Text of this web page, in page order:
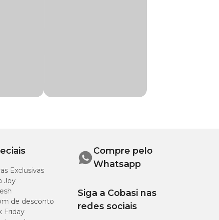
do hálito.
Exclusivas
Joy
de desconto
Friday
Compre pelo
Whatsapp
Siga a Cobasi nas
redes sociais